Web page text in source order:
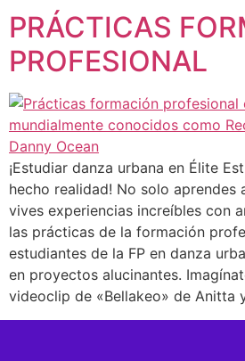
PRÁCTICAS
PROFESIONAL
¡Estudiar danza urbana en Élite
hecho realidad! No solo aprendes
vives experiencias increíbles con
las prácticas de la formación
estudiantes de la FP en danza
en proyectos alucinantes.
videoclip de «Bellakeo» de Anitta